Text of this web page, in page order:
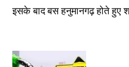
इसके बाद बस हनुमानगढ़ होते हुए